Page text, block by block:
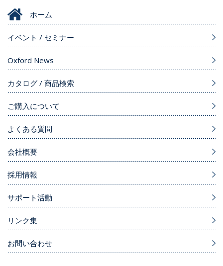
ホーム
イベント / セミナー
Oxford News
カタログ / 商品検索
ご購入について
よくある質問
会社概要
採用情報
サポート活動
リンク集
お問い合わせ